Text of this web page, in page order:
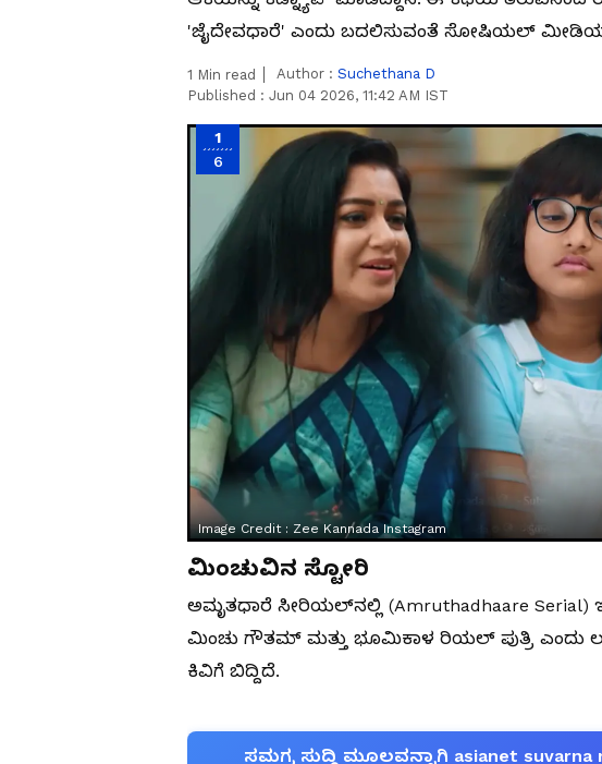
'ಜೈದೇವಧಾರೆ' ಎಂದು ಬದಲಿಸುವಂತೆ ಸೋಷಿಯಲ್
1 Min read Author : Suchethana D
Published : Jun 04 2026, 11:42 AM IST
1
6
Image Credit : Zee Kannada Instagram
ಮಿಂಚುವಿನ ಸ್ಟೋರಿ
ಅಮೃತಧಾರೆ ಸೀರಿಯಲ್​ನಲ್ಲಿ​ (Amruthadhaare
ಮಿಂಚು ಗೌತಮ್​ ಮತ್ತು ಭೂಮಿಕಾಳ ರಿಯಲ್​ ಪುತ್ರಿ ಎಂದು
ಕಿವಿಗೆ ಬಿದ್ದಿದೆ.
ಸಮಗ್ರ ಸುದ್ದಿ ಮೂಲವನ್ನಾಗಿ asianet